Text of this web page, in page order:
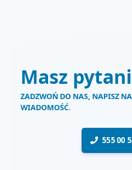
Masz
ZADZWOŃ DO NAS, NAPISZ
WIADOMOŚĆ.
555 00